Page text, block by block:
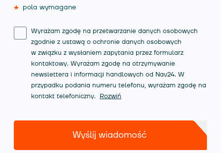
* pola wymagane
Wyrażam zgodę na przetwarzanie danych osobowych
zgodnie z ustawą o ochronie danych osobowych
w związku z wysłaniem zapytania przez formularz
kontaktowy. Wyrażam zgodę na otrzymywanie
newslettera i informacji handlowych od Nav24. W
przypadku podania numeru telefonu, wyrażam zgodę na
kontakt telefoniczny.
Rozwiń
Wyślij wiadomość